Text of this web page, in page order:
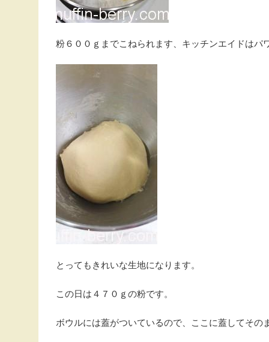
粉６００ｇまでこねられます、キッチンエイドはパ
とってもきれいな生地になります。
この日は４７０ｇの粉です。
ボウルには蓋がついているので、ここに蓋してその